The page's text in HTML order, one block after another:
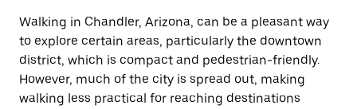
Walking in Chandler, Arizona, can be a pleasant way
to explore certain areas, particularly the downtown
district, which is compact and pedestrian-friendly.
However, much of the city is spread out, making
walking less practical for reaching destinations